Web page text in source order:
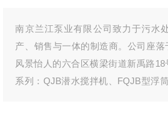
南京兰江泵业有限公司致力于污水
产、销售与一体的制造商。公司座
风景怡人的六合区横梁街道新禹路
系列：QJB潜水搅拌机、FQJB型浮